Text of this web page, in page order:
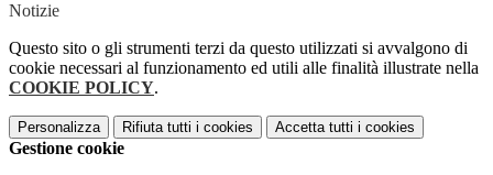
Notizie
Questo sito o gli strumenti terzi da questo utilizzati si avvalgono di
cookie necessari al funzionamento ed utili alle finalità illustrate nella
COOKIE POLICY.
Personalizza Rifiuta tutti i cookies Accetta tutti i cookies
Gestione cookie